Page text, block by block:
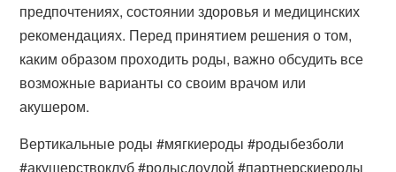
предпочтениях, состоянии здоровья и медицинских
рекомендациях. Перед принятием решения о том,
каким образом проходить роды, важно обсудить все
возможные варианты со своим врачом или
акушером.
Вертикальные роды #мягкиероды #родыбезболи
#акушерствоклуб #родысдоулой #партнерскиероды